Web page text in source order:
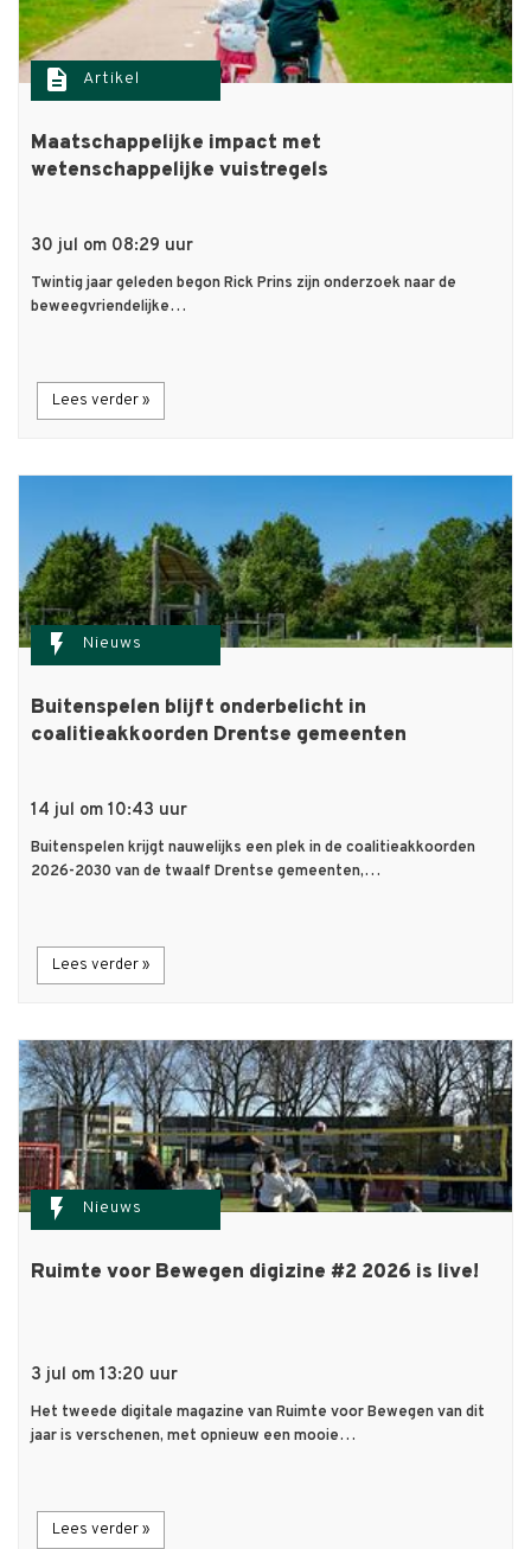
description Artikel
Maatschappelijke impact met
wetenschappelijke vuistregels
30 jul om 08:29 uur
Twintig jaar geleden begon Rick Prins zijn onderzoek naar de
beweegvriendelijke…
Lees verder »
flash_on Nieuws
Buitenspelen blijft onderbelicht in
coalitieakkoorden Drentse gemeenten
14 jul om 10:43 uur
Buitenspelen krijgt nauwelijks een plek in de coalitieakkoorden
2026-2030 van de twaalf Drentse gemeenten,…
Lees verder »
flash_on Nieuws
Ruimte voor Bewegen digizine #2 2026 is live!
3 jul om 13:20 uur
Het tweede digitale magazine van Ruimte voor Bewegen van dit
jaar is verschenen, met opnieuw een mooie…
Lees verder »